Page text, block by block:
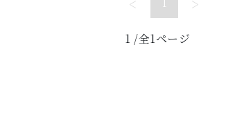
1 /全1ページ